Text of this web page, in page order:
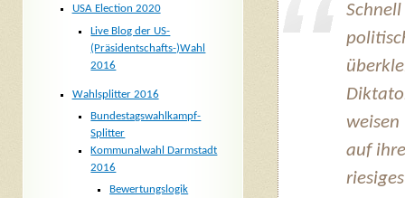
weisen
auf
USA Election 2020
Live Blog der US-
(Präsidentschafts-)Wahl
2016
Wahlsplitter 2016
Bundestagswahlkampf-
Splitter
Kommunalwahl Darmstadt
2016
Bewertungslogik